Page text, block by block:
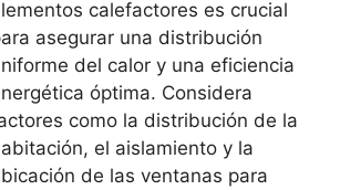
calefactores es crucial
asegurar una distribución
del calor y una eficiencia
óptima. Considera
como la distribución de la
el aislamiento y la
de las ventanas para